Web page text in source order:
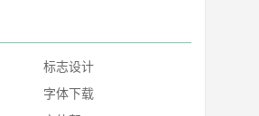
标志设计
字体下载